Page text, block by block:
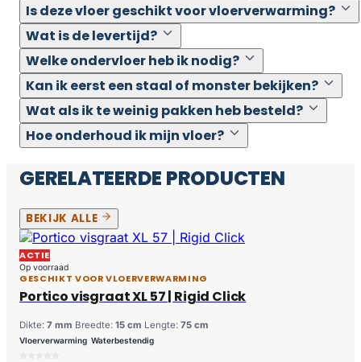
Is deze vloer geschikt voor vloerverwarming?
Wat is de levertijd?
Welke ondervloer heb ik nodig?
Kan ik eerst een staal of monster bekijken?
Wat als ik te weinig pakken heb besteld?
Hoe onderhoud ik mijn vloer?
GERELATEERDE PRODUCTEN
BEKIJK ALLE
ACTIE
Op voorraad
GESCHIKT VOOR VLOERVERWARMING
Portico visgraat XL 57 | Rigid Click
Dikte: 7 mm Breedte: 15 cm Lengte: 75 cm
Vloerverwarming Waterbestendig